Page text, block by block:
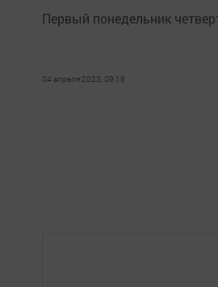
Первый понедельник
04 апреля 2023, 09:18